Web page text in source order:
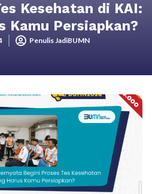
Kesehatan di KAI:
Kamu Persiapkan?
Penulis JadiBUMN